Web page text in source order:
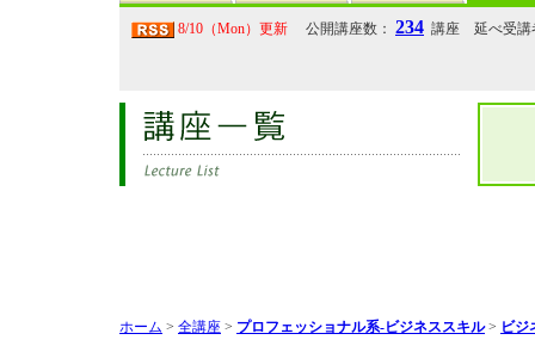
8/10（Mon）更新 公開講座数： 234 講座 延べ受講
ホーム > 全講座 > プロフェッショナル系-ビジネススキル> ビジ